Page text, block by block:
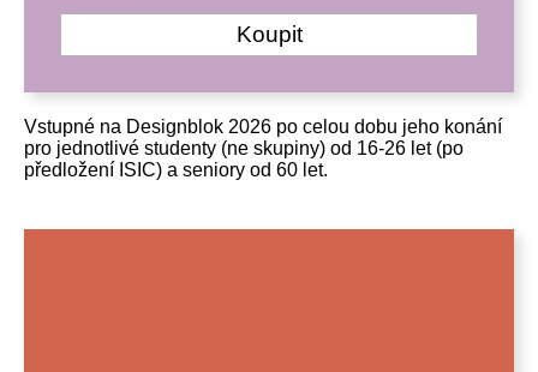
Koupit
Vstupné na Designblok 2026 po celou dobu jeho konání
pro jednotlivé studenty (ne skupiny) od 16-26 let (po
předložení ISIC) a seniory od 60 let.